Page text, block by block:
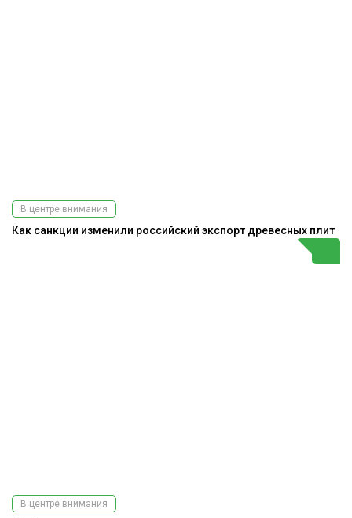
В центре внимания
Как санкции изменили российский экспорт древесных плит
В центре внимания